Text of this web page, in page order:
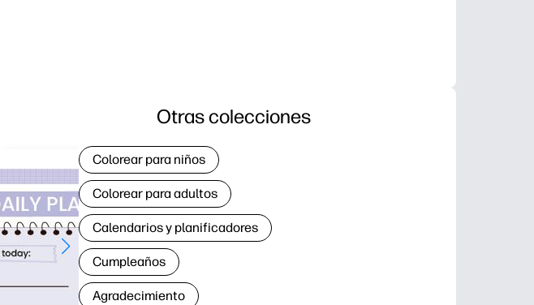
Otras colecciones
Colorear para niños
Colorear para adultos
Calendarios y planificadores
Cumpleaños
Agradecimiento